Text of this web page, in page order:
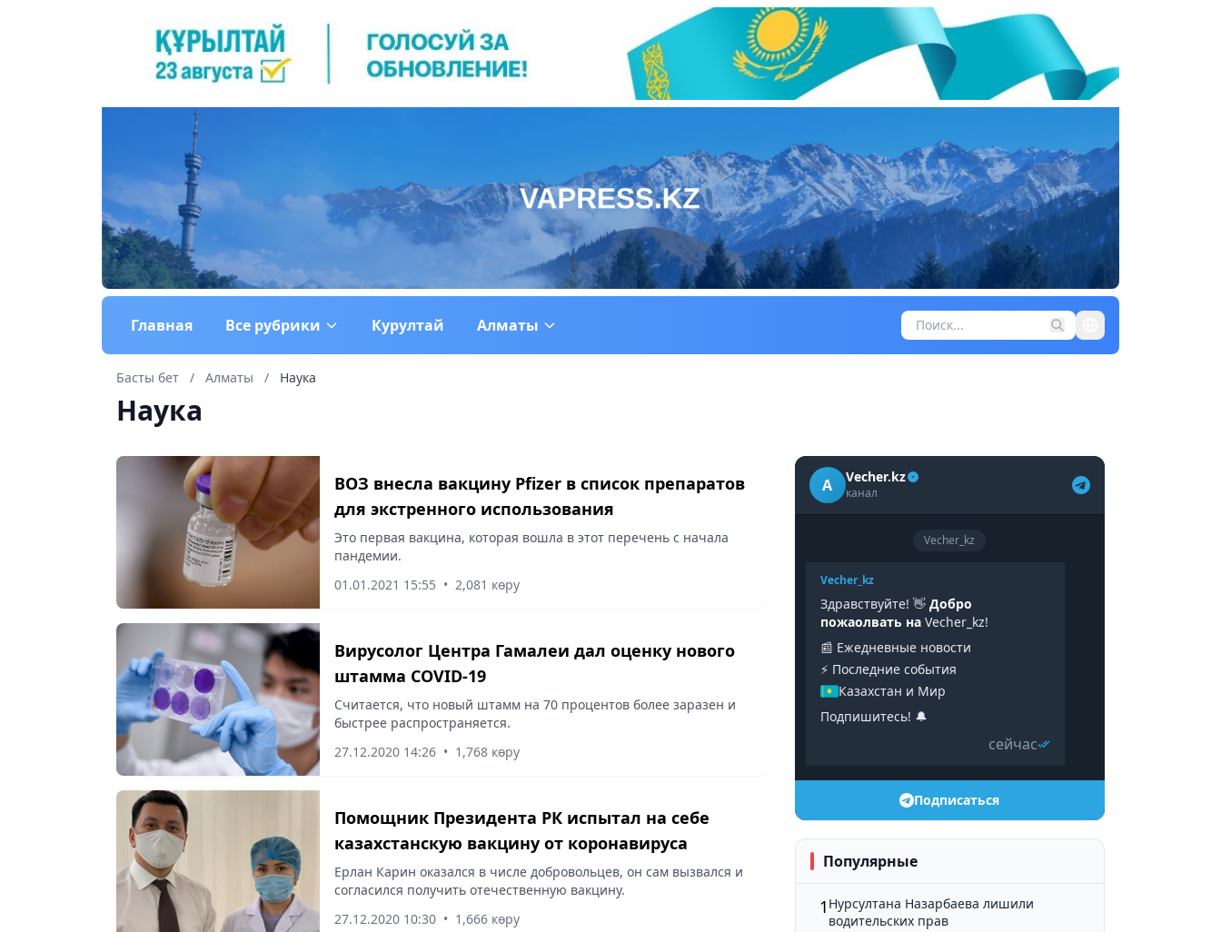
Главная Все рубрики Курултай Алматы
Басты бет / Алматы / Наука
Наука
ВОЗ внесла вакцину Pfizer в список препаратов
для экстренного использования
Это первая вакцина, которая вошла в этот перечень с начала
пандемии.
01.01.2021 15:55 • 2,081 көру
Вирусолог Центра Гамалеи дал оценку нового
штамма COVID-19
Считается, что новый штамм на 70 процентов более заразен и
быстрее распространяется.
27.12.2020 14:26 • 1,768 көру
Помощник Президента РК испытал на себе
казахстанскую вакцину от коронавируса
Ерлан Карин оказался в числе добровольцев, он сам вызвался и
согласился получить отечественную вакцину.
27.12.2020 10:30 • 1,666 көру
A Vecher.kz
канал
Vecher_kz
Vecher_kz
Здравствуйте! 👋 Добро
пожаолвать наVecher_kz!
📰 Ежедневные новости
⚡️ Последние события
Казахстан и Мир
Подпишитесь! 🔔
сейчас
Подписаться
Популярные
1 Нурсултана Назарбаева лишили
водительских прав